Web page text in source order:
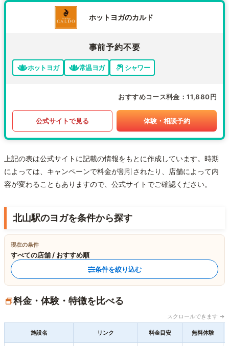
ホットヨガのカルド
事前予約不要
ホットヨガ 常温ヨガ シャワー
おすすめコース料金 11,880円
公式サイトで見る 体験・相談予約
上記の表は公式サイトに記載の情報をもとに作成しています。時期
によっては、キャンペーンで料金が割引されたり、店舗によって内
容が変わることもありますので、公式サイトでご確認ください。
北山駅のヨガを条件から探す
現在の条件
すべての店舗 / おすすめ順
条件を絞り込む
料金・体験・特徴を比べる
スクロールできます →
施設名 リンク 料金目安 無料体験